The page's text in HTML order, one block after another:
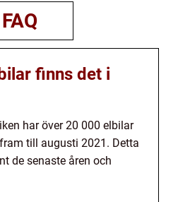
FAQ
finns det i
har över 20 000 elbilar
till augusti 2021. Detta
de senaste åren och